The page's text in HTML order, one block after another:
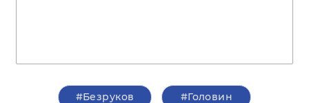
#Безруков #Головин